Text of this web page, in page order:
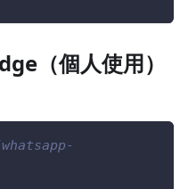
（個人使用）